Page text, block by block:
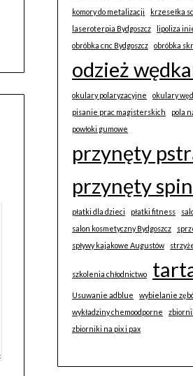
komory do metalizacji
krzesełka
laseroterpia Bydgoszcz
lipoliza
obróbka cnc Bydgoszcz
obróbka
odzież
okulary polaryzacyjne okulary
pisanie prac magisterskich
pola
powłoki gumowe
przynęty
przynęty
płatki dla dzieci płatki fitness
salon kosmetyczny Bydgoszcz
spływy kajakowe Augustów
szkolenia chłodnictwo
Usuwanie adblue
wybielanie
wykładziny chemoodporne
zbiorniki na pix i pax